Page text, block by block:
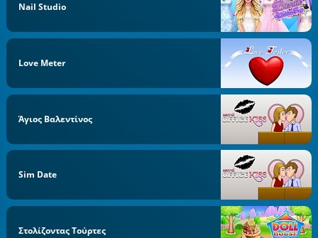
Nail Studio
Love Meter
Άγιος Βαλεντίνος
Sim Date
Στολίζοντας Τούρτες